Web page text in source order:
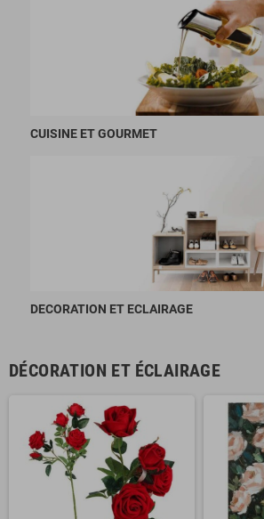
CUISINE ET GOURMET
DECORATION ET ECLAIRAGE
DÉCORATION ET ÉCLAIRAGE